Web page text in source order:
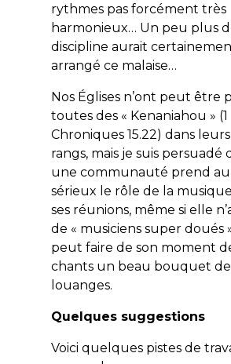
rythmes pas forcément très
harmonieux… Un peu plus
discipline aurait
arrangé ce malaise…
Nos Églises n’ont peut être
toutes des « Kenaniahou » (1
Chroniques 15.22) dans leurs
rangs, mais je suis persuadé
une communauté prend au
sérieux le rôle de la
ses réunions, même si elle
de « musiciens super doués
peut faire de son moment
chants un beau bouquet de
louanges.
Quelques suggestions
Voici quelques pistes de